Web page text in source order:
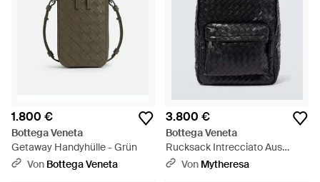
1.800 €
Bottega Veneta
Getaway Handyhülle - Grün
Von Bottega Veneta
3.800 €
Bottega Veneta
Rucksack Intrecciato Aus
Leder - Schwarz
Von Mytheresa